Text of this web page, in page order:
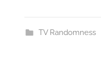
TV Randomness